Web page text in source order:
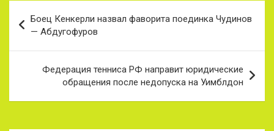
по
записям
Боец Кенкерли назвал фаворита поединка Чудинов
— Абдугофуров
Федерация тенниса РФ направит юридические
обращения после недопуска на Уимблдон